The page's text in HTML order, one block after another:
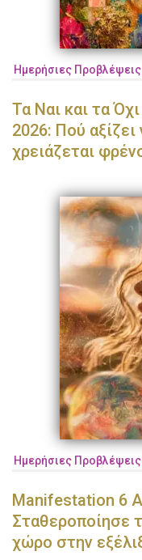
Ημερήσιες Προβλέψεις
Τα Ναι και τα
2026: Πού αξίζει
χρειάζεται
Ημερήσιες Προβλέψεις
Manifestation 6
Σταθεροποίησε
χώρο στην